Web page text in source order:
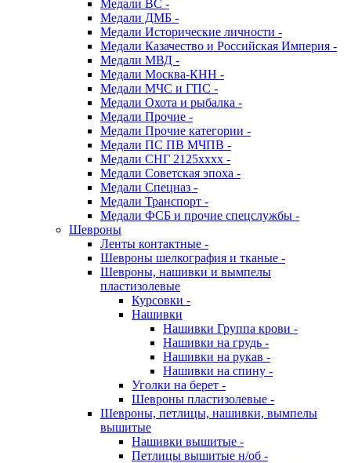
Медали ВС -
Медали ДМБ -
Медали Исторические личности -
Медали Казачество и Российская Империя -
Медали МВД -
Медали Москва-КНН -
Медали МЧС и ГПС -
Медали Охота и рыбалка -
Медали Прочие -
Медали Прочие категории -
Медали ПС ПВ МЧПВ -
Медали СНГ 2125хххх -
Медали Советская эпоха -
Медали Спецназ -
Медали Транспорт -
Медали ФСБ и прочие спецслужбы -
Шевроны
Ленты контактные -
Шевроны шелкография и тканые -
Шевроны, нашивки и вымпелы
пластизолевые
Курсовки -
Нашивки
Нашивки Группа крови -
Нашивки на грудь -
Нашивки на рукав -
Нашивки на спину -
Уголки на берет -
Шевроны пластизолевые -
Шевроны, петлицы, нашивки, вымпелы
вышитые
Нашивки вышитые -
Петлицы вышитые н/об -